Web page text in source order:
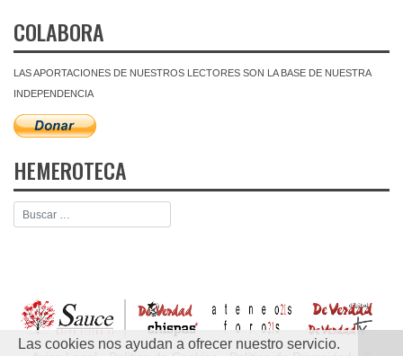
COLABORA
LAS APORTACIONES DE NUESTROS LECTORES SON LA BASE DE NUESTRA
INDEPENDENCIA
HEMEROTECA
Las cookies nos ayudan a ofrecer nuestro servicio.